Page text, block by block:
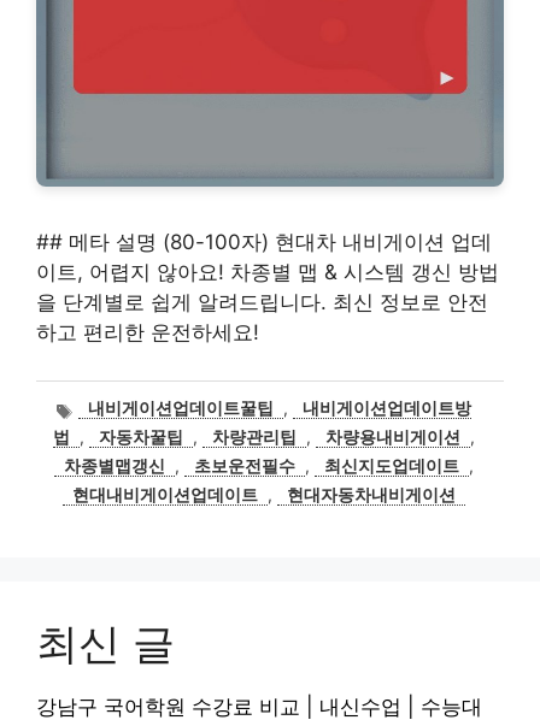
## 메타 설명 (80-100자) 현대차 내비게이션 업데
이트, 어렵지 않아요! 차종별 맵 & 시스템 갱신 방법
을 단계별로 쉽게 알려드립니다. 최신 정보로 안전
하고 편리한 운전하세요!
태내비게이션업데이트꿀팁 ,
내비게이션업데이트방
법
, 자동차꿀팁 , 차량관리팁 , 차량용내비게이션
,
차종별맵갱신
, 초보운전필수 , 최신지도업데이트 ,
현대내비게이션업데이트 , 현대자동차내비게이션
최신 글
강남구 국어학원 수강료 비교 | 내신수업 | 수능대